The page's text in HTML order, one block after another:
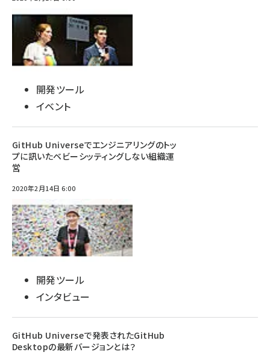
開発ツール
イベント
GitHub Universeでエンジニアリングのトッ
プに訊いたベビーシッティングしない組織運
営
2020年2月14日 6:00
開発ツール
インタビュー
GitHub Universeで発表されたGitHub
Desktopの最新バージョンとは？